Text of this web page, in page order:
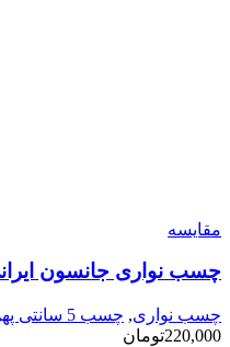
مقایسه
چسب نواری جانسون
چسب نواری, چسب 5 سانتی پهن
220,000تومان